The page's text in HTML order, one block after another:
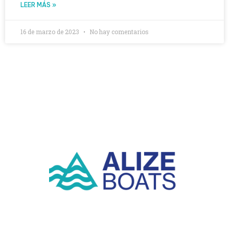
LEER MÁS »
16 de marzo de 2023 No hay comentarios